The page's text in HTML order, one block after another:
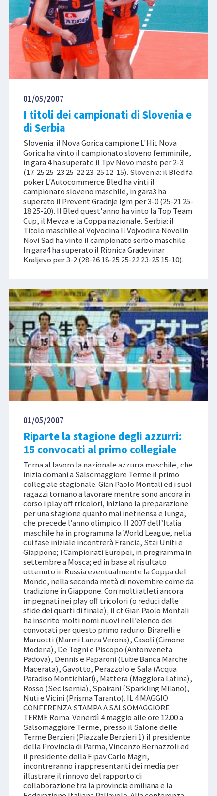
01/05/2007
I titoli dei campionati di Slovenia e
di Serbia
Slovenia: il Nova Gorica campione L'Hit Nova
Gorica ha vinto il campionato sloveno femminile,
in gara 4 ha superato il Tpv Novo mesto per 2-3
(17-25 25-23 25-22 23-25 12-15). Slovenia: il Bled fa
poker L'Autocommerce Bled ha vinti il
campionato sloveno maschile, in gara3 ha
superato il Prevent Gradnje Igm per 3-0 (25-21 25-
18 25-20). Il Bled quest'anno ha vinto la Top Team
Cup, il Mevza e la Coppa nazionale. Serbia: il
Titolo maschile al Vojvodina Il Vojvodina Novolin
Novi Sad ha vinto il campionato serbo maschile.
In gara4 ha superato il Ribnica Gradevinar
Kraljevo per 3-2 (28-26 18-25 25-22 23-25 15-10).
01/05/2007
Riparte la stagione degli azzurri:
15 convocati al primo collegiale
Torna al lavoro la nazionale azzurra maschile, che
inizia domani a Salsomaggiore Terme il primo
collegiale stagionale. Gian Paolo Montali ed i suoi
ragazzi tornano a lavorare mentre sono ancora in
corso i play off tricolori, iniziano la preparazione
per una stagione quanto mai inetnensa e lunga,
che precede l’anno olimpico. Il 2007 dell’Italia
maschile ha in programma la World League, nella
cui fase iniziale incontrerà Francia, Stai Uniti e
Giappone; i Campionati Europei, in programma in
settembre a Mosca; ed in base al risultato
ottenuto in Russia eventualmente la Coppa del
Mondo, nella seconda metà di novembre come da
tradizione in Giappone. Con molti atleti ancora
impegnati nei play off tricolori (o reduci dalle
sfide dei quarti di finale), il ct Gian Paolo Montali
ha inserito molti nomi nuovi nell’elenco dei
convocati per questo primo raduno: Birarelli e
Maruotti (Marmi Lanza Verona), Casoli (Cimone
Modena), De Togni e Piscopo (Antonveneta
Padova), Dennis e Paparoni (Lube Banca Marche
Macerata), Gavotto, Perazzolo e Sala (Acqua
Paradiso Montichiari), Mattera (Maggiora Latina),
Rosso (Sec Isernia), Spairani (Sparkling Milano),
Nuti e Vicini (Prisma Taranto). IL 4 MAGGIO
CONFERENZA STAMPA A SALSOMAGGIORE
TERME Roma. Venerdì 4 maggio alle ore 12.00 a
Salsomaggiore Terme, presso il Salone delle
Terme Berzieri (Piazzale Berzieri 1) il presidente
della Provincia di Parma, Vincenzo Bernazzoli ed
il presidente della Fipav Carlo Magri,
incontreranno i rappresentanti dei media per
illustrare il rinnovo del rapporto di
collaborazione tra la provincia emiliana e la